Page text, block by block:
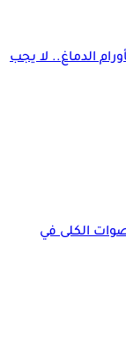
الدماغ.. لا يجب
حصوات الكلى في